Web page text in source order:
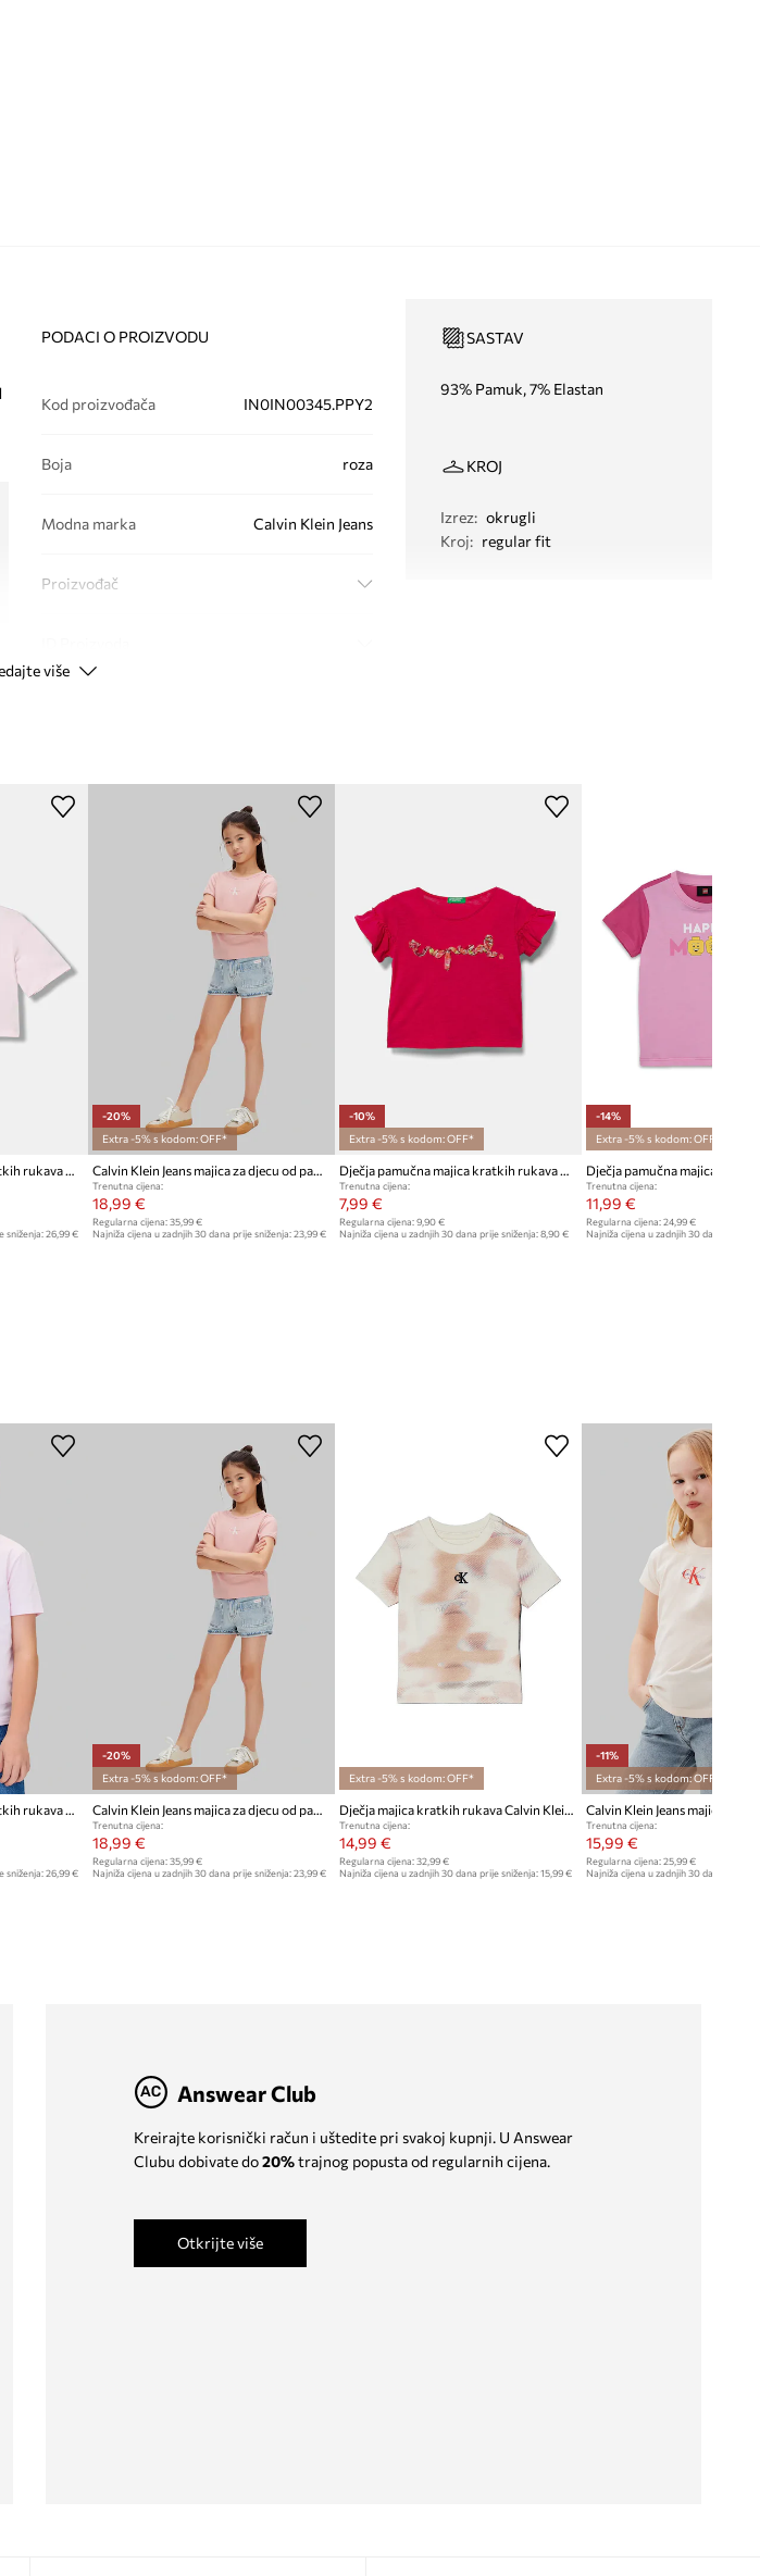
PODACI O PROIZVODU
Kod proizvođača IN0IN00345.PPY2
Boja roza
Modna marka Calvin Klein Jeans
Proizvođač
SASTAV
93% Pamuk, 7% Elastan
KROJ
Izrez: okrugli
Kroj: regular fit
više
Dječja pamučna majica kratkih rukava Calvin Klein Jeans
sniženja: 26,99 €
-20%
Extra -5% s kodom: OFF*
Calvin Klein Jeans majica za djecu od pamuka
Trenutna cijena:
18,99 €
Regularna cijena: 35,99 €
Najniža cijena u zadnjih 30 dana prije sniženja: 23,99 €
-10%
Extra -5% s kodom: OFF*
Dječja pamučna majica kratkih rukava United Colors of Benetton
Trenutna cijena:
7,99 €
Regularna cijena:9,90 €
Najniža cijena u zadnjih 30 dana prije sniženja:8,90 €
-14%
Extra -5% s kodom: OFF*
Trenutna cijena:
11,99 €
Regularna cijena: 24,99 €
Najniža cijena u zadnjih 30 dana prije
sniženja: 26,99 €
-20%
Extra -5% s kodom: OFF*
Calvin Klein Jeans majica za djecu od pamuka
Trenutna cijena:
18,99 €
Regularna cijena: 35,99 €
Najniža cijena u zadnjih 30 dana prije sniženja: 23,99 €
Extra -5% s kodom: OFF*
Dječja majica kratkih rukava Calvin Klein Jeans
Trenutna cijena:
14,99 €
Regularna cijena:32,99 €
Najniža cijena u zadnjih 30 dana prije sniženja:15,99 €
-11%
Extra -5% s kodom: OFF*
Trenutna cijena:
15,99 €
Regularna cijena: 25,99 €
Najniža cijena u zadnjih 30 dana prije
Answear Club
Kreirajte korisnički račun i uštedite pri svakoj kupnji. U Answear
Clubu dobivate do20%trajnog popusta od regularnih cijena.
Otkrijte više